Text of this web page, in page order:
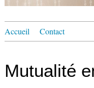
Accueil Contact
Mutualité